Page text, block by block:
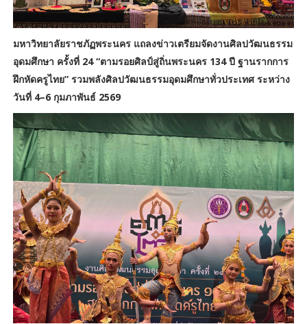
มหาวิทยาลัยราชภัฏพระนคร แถลงข่าวเตรียมจัดงานศิลปวัฒนธรรม
อุดมศึกษา ครั้งที่ 24 “ตามรอยศิลป์สู่ถิ่นพระนคร 134 ปี ฐานรากการ
ฝึกหัดครูไทย” รวมพลังศิลปวัฒนธรรมอุดมศึกษาทั่วประเทศ ระหว่าง
วันที่ 4–6 กุมภาพันธ์ 2569